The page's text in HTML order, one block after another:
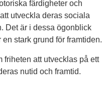
färdigheter och
utveckla deras sociala
Det är i dessa ögonblick
stark grund för framtiden.
friheten att utvecklas på ett
nutid och framtid.